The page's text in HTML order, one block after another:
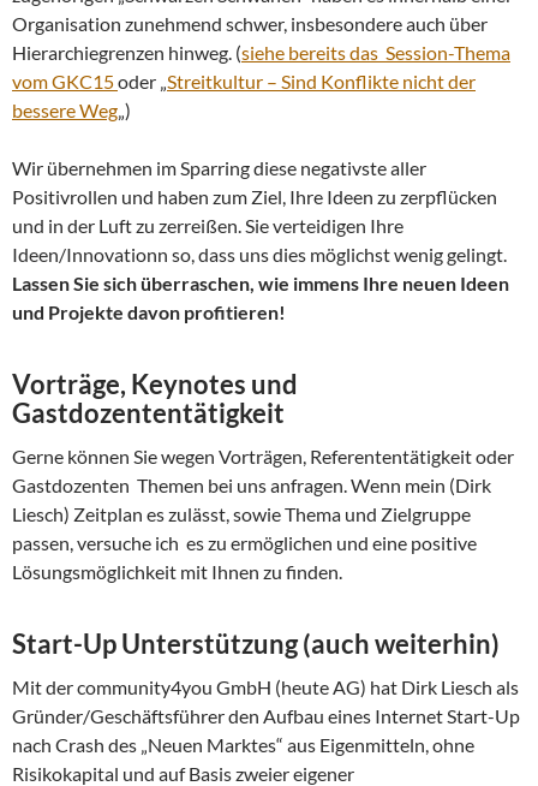
Organisation zunehmend schwer, insbesondere auch über
Hierarchiegrenzen hinweg. (siehe bereits das Session-Thema
vom GKC15oder „ Streitkultur – Sind Konflikte nicht der
bessere Weg „)
Wir übernehmen im Sparring diese negativste aller
Positivrollen und haben zum Ziel, Ihre Ideen zu zerpflücken
und in der Luft zu zerreißen. Sie verteidigen Ihre
Ideen/Innovationn so, dass uns dies möglichst wenig gelingt.
Lassen Sie sich überraschen, wie immens Ihre neuen Ideen
und Projekte davon profitieren!
Vorträge, Keynotes und
Gastdozententätigkeit
Gerne können Sie wegen Vorträgen, Referententätigkeit oder
Gastdozenten Themen bei uns anfragen. Wenn mein (Dirk
Liesch) Zeitplan es zulässt, sowie Thema und Zielgruppe
passen, versuche ich es zu ermöglichen und eine positive
Lösungsmöglichkeit mit Ihnen zu finden.
Start-Up Unterstützung (auch weiterhin)
Mit der community4you GmbH (heute AG) hat Dirk Liesch als
Gründer/Geschäftsführer den Aufbau eines Internet Start-Up
nach Crash des „Neuen Marktes“ aus Eigenmitteln, ohne
Risikokapital und auf Basis zweier eigener